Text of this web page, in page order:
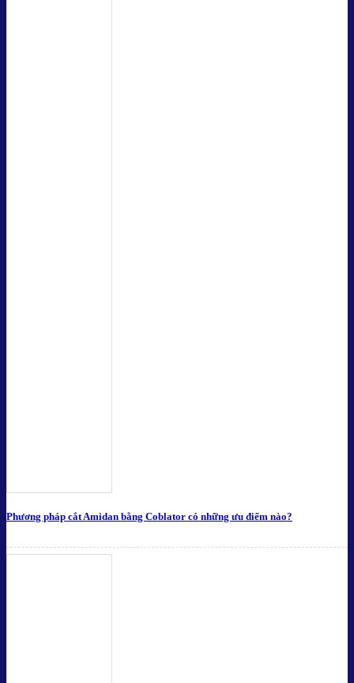
Phương pháp cắt Amidan bằng Coblator có những ưu điểm nào?